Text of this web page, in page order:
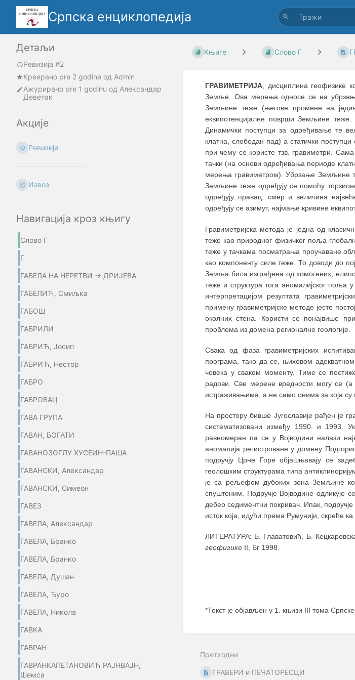
Српска енциклопедија
Детаљи
Ревизија #2
Креирано pre 2 godine oд Admin
Ажурирано pre 1 godinu од Александар
Деветак
Акције
Ревизије
Извоз
Навигација кроз књигу
Слово Г
Г
ГАБЕЛА НА НЕРЕТВИ → ДРИЈЕВА
ГАБЕЛИЋ, Смиљка
ГАБОШ
ГАБРИЛИ
ГАБРИЋ, Јосип
ГАБРИЋ, Нестор
ГАБРО
ГАБРОВАЦ
ГАВА ГРУПА
ГАВАН, БОГАТИ
ГАВАНОЗОГЛУ ХУСЕИН-ПАША
ГАВАНСКИ, Александар
ГАВАНСКИ, Симеон
ГАВЕЗ
ГАВЕЛА, Александар
ГАВЕЛА, Бранко
ГАВЕЛА, Бранко
ГАВЕЛА, Душан
ГАВЕЛА, Ђуро
ГАВЕЛА, Никола
ГАВКА
ГАВРАН
ГАВРАНКАПЕТАНОВИЋ РАЈНВАЈН,
Шемса
Књиге Слово Г
ГРАВИМЕТРИЈА, дисциплина геофизике
Земље. Ова мерења односе се на
Земљине теже (његове промене на
еквипотенцијалне површи Земљине
Динамички поступци за одређивање те
клатна, слободан пад) а статички
при чему се користе тзв. гравиметри.
тачки (на основи одређивања периоде
мерења гравиметром). Убрзање Земљине
Земљине теже одређују се помоћу
одређују правац, смер и величина
одређују се азимут, најмање кривине
Гравиметријска метода је једна од
теже као природног физичког поља
теже у тачкама посматрања проучаване
као компоненту силе теже. То доводи до
Земља била изграђена од хомогених,
теже и структура тога аномалијског поља
интерпретацијом резултата
примену гравиметријске методе јесте
околних стена. Користи се понајвише
проблема из домена регионалне геологије.
Свака од фаза гравиметријских
програма, тако да се, њиховом
човека у сваком моменту. Тиме се постиже
радови. Све мерене вредности могу се (а
истраживањима, а не само онима за која
На простору бивше Југославије рађен је
систематизовани између 1990. и 1993.
равномеран па се у Војводини налази
аномалија регистроване у домену
подручју Црне Горе објашњавају се
геолошким структурама типа
је са рељефом дубоких зона Земљине
спуштеним. Подручје Војводине
дебео седиментни покривач. Ипак,
исток која, идући према Румунији, скреће ка
ЛИТЕРАТУРА: Б. Главатовић, Б.
геофизике II, Бг 1998.
*Текст је објављен у 1. књизи III тома
mode
Претходни
ГРАВЕРИ и ПЕЧАТОРЕСЦИ